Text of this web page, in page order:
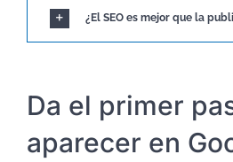
¿El SEO es mejor que la
Da el primer
aparecer en